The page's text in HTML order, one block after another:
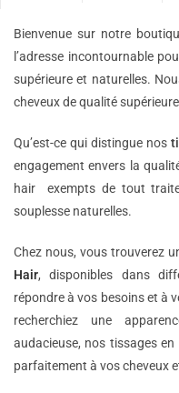
Bienvenue sur notre
l’adresse incontournable
supérieure et naturelles.
cheveux de qualité
Qu’est-ce qui distingue nos
engagement envers la
hair exempts de tout
souplesse naturelles.
Chez nous, vous trouverez
Hair, disponibles dans
répondre à vos besoins et à
recherchiez une
audacieuse, nos tissages
parfaitement à vos cheveux